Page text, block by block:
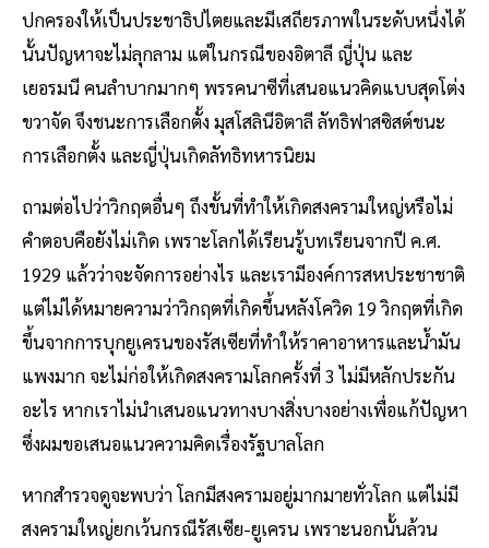
ปกครองให้เป็นประชาธิปไตยและมีเสถียรภาพในระดับหนึ่งได้
นั้นปัญหาจะไม่ลุกลาม แต่ในกรณีของอิตาลี ญี่ปุ่น และ
เยอรมนี คนลำบากมากๆ พรรคนาซีที่เสนอแนวคิดแบบสุดโต่ง
ขวาจัด จึงชนะการเลือกตั้ง มุสโสลินีอิตาลี ลัทธิฟาสซิสต์ชนะ
การเลือกตั้ง และญี่ปุ่นเกิดลัทธิทหารนิยม
ถามต่อไปว่าวิกฤตอื่นๆ ถึงขั้นที่ทำให้เกิดสงครามใหญ่หรือไม่
คำตอบคือยังไม่เกิด เพราะโลกได้เรียนรู้บทเรียนจากปี ค.ศ.
1929 แล้วว่าจะจัดการอย่างไร และเรามีองค์การสหประชาชาติ
แต่ไม่ได้หมายความว่าวิกฤตที่เกิดขึ้นหลังโควิด 19 วิกฤตที่เกิด
ขึ้นจากการบุกยูเครนของรัสเซียที่ทำให้ราคาอาหารและน้ำมัน
แพงมาก จะไม่ก่อให้เกิดสงครามโลกครั้งที่ 3 ไม่มีหลักประกัน
อะไร หากเราไม่นำเสนอแนวทางบางสิ่งบางอย่างเพื่อแก้ปัญหา
ซึ่งผมขอเสนอแนวความคิดเรื่องรัฐบาลโลก
หากสำรวจดูจะพบว่า โลกมีสงครามอยู่มากมายทั่วโลก แต่ไม่มี
สงครามใหญ่ยกเว้นกรณีรัสเซีย-ยูเครน เพราะนอกนั้นล้วน